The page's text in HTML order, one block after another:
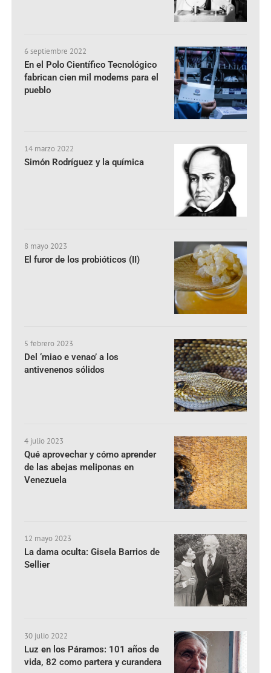
6 septiembre 2022
En el Polo Científico Tecnológico
fabrican cien mil modems para el
pueblo
14 marzo 2022
Simón Rodríguez y la química
8 mayo 2023
El furor de los probióticos (II)
5 febrero 2023
Del ‘miao e venao’ a los
antivenenos sólidos
4 julio 2023
Qué aprovechar y cómo aprender
de las abejas meliponas en
Venezuela
12 mayo 2023
La dama oculta: Gisela Barrios de
Sellier
30 julio 2022
Luz en los Páramos: 101 años de
vida, 82 como partera y curandera